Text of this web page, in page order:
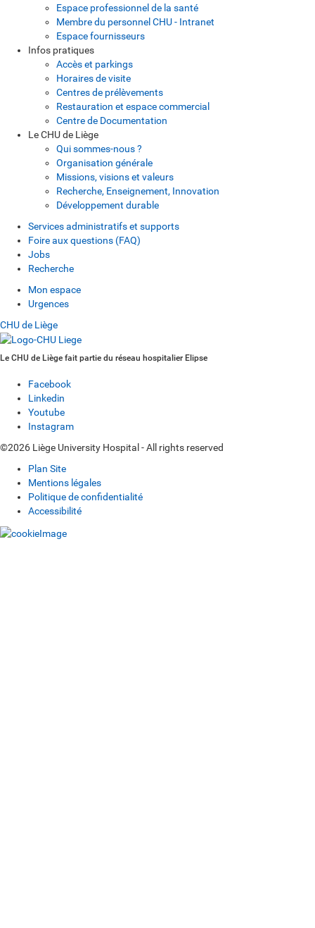
Espace professionnel de la santé
Membre du personnel CHU - Intranet
Espace fournisseurs
Infos pratiques
Accès et parkings
Horaires de visite
Centres de prélèvements
Restauration et espace commercial
Centre de Documentation
Le CHU de Liège
Qui sommes-nous ?
Organisation générale
Missions, visions et valeurs
Recherche, Enseignement, Innovation
Développement durable
Services administratifs et supports
Foire aux questions (FAQ)
Jobs
Recherche
Mon espace
Urgences
CHU de Liège
Le CHU de Liège fait partie du réseau hospitalier Elipse
Facebook
Linkedin
Youtube
Instagram
©2026 Liège University Hospital - All rights reserved
Plan Site
Mentions légales
Politique de confidentialité
Accessibilité